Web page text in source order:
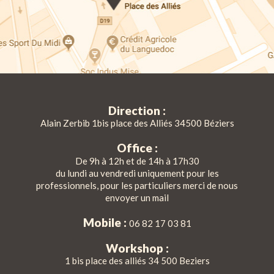
Direction :
Alain Zerbib 1bis place des Alliés 34500 Béziers
Office :
De 9h à 12h et de 14h à 17h30
du lundi au vendredi uniquement pour les
professionnels, pour les particuliers merci de nous
envoyer un mail
Mobile : 06 82 17 03 81
Workshop :
1 bis place des alliés 34 500 Beziers